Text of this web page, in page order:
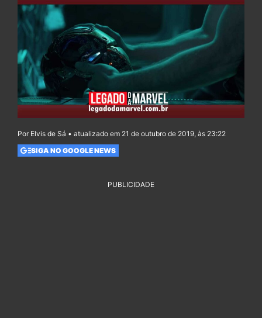
Por Elvis de Sá • atualizado em 21 de outubro de 2019, às 23:22
SIGA NO GOOGLE NEWS
PUBLICIDADE